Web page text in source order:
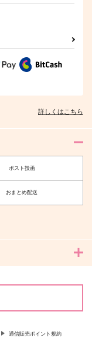
詳しくはこちら
ポスト投函
おまとめ配送
通信販売ポイント規約